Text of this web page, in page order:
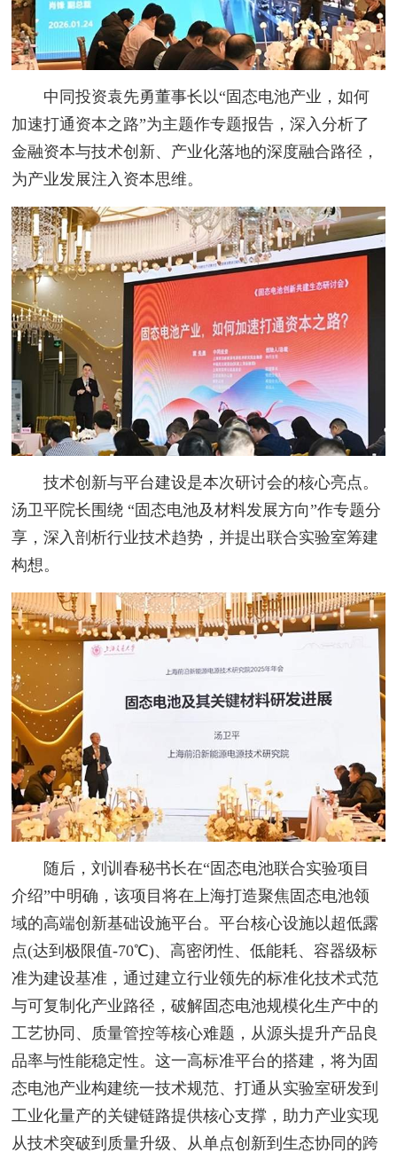
中同投资袁先勇董事长以“固态电池产业，如何
加速打通资本之路”为主题作专题报告，深入分析了
金融资本与技术创新、产业化落地的深度融合路径，
为产业发展注入资本思维。
技术创新与平台建设是本次研讨会的核心亮点。
汤卫平院长围绕 “固态电池及材料发展方向”作专题分
享，深入剖析行业技术趋势，并提出联合实验室筹建
构想。
随后，刘训春秘书长在“固态电池联合实验项目
介绍”中明确，该项目将在上海打造聚焦固态电池领
域的高端创新基础设施平台。平台核心设施以超低露
点(达到极限值-70℃)、高密闭性、低能耗、容器级标
准为建设基准，通过建立行业领先的标准化技术式范
与可复制化产业路径，破解固态电池规模化生产中的
工艺协同、质量管控等核心难题，从源头提升产品良
品率与性能稳定性。这一高标准平台的搭建，将为固
态电池产业构建统一技术规范、打通从实验室研发到
工业化量产的关键链路提供核心支撑，助力产业实现
从技术突破到质量升级、从单点创新到生态协同的跨